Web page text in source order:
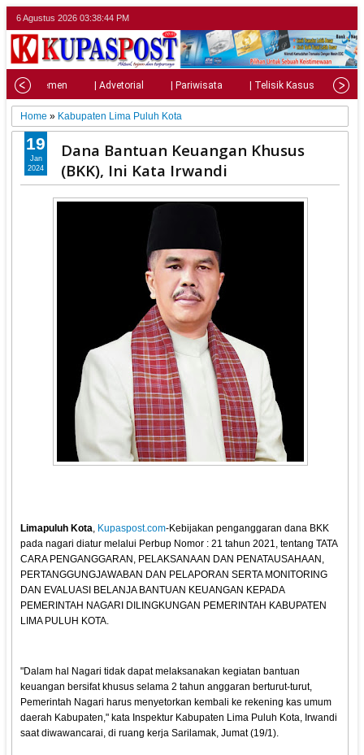
6 Agustus 2026 03:38:46 PM
| Parlemen | Advetorial | Pariwisata | Telisik Kasus |
Home » Kabupaten Lima Puluh Kota
Dana Bantuan Keuangan Khusus
(BKK), Ini Kata Irwandi
Limapuluh Kota, Kupaspost.com-Kebijakan penganggaran dana BKK
pada nagari diatur melalui Perbup Nomor : 21 tahun 2021, tentang TATA
CARA PENGANGGARAN, PELAKSANAAN DAN PENATAUSAHAAN,
PERTANGGUNGJAWABAN DAN PELAPORAN SERTA MONITORING
DAN EVALUASI BELANJA BANTUAN KEUANGAN KEPADA
PEMERINTAH NAGARI DILINGKUNGAN PEMERINTAH KABUPATEN
LIMA PULUH KOTA.
"Dalam hal Nagari tidak dapat melaksanakan kegiatan bantuan
keuangan bersifat khusus selama 2 tahun anggaran berturut-turut,
Pemerintah Nagari harus menyetorkan kembali ke rekening kas umum
daerah Kabupaten," kata Inspektur Kabupaten Lima Puluh Kota, Irwandi
saat diwawancarai, di ruang kerja Sarilamak, Jumat (19/1).
19
Jan
2024